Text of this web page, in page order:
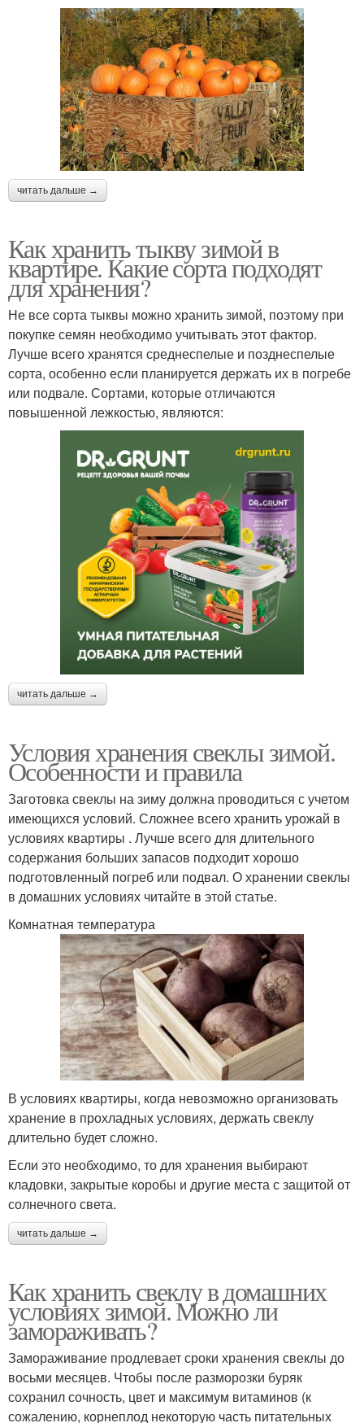
читать дальше →
Как хранить тыкву зимой в
квартире. Какие сорта подходят
для хранения?
Не все сорта тыквы можно хранить зимой, поэтому при
покупке семян необходимо учитывать этот фактор.
Лучше всего хранятся среднеспелые и позднеспелые
сорта, особенно если планируется держать их в погребе
или подвале. Сортами, которые отличаются
повышенной лежкостью, являются:
читать дальше →
Условия хранения свеклы зимой.
Особенности и правила
Заготовка свеклы на зиму должна проводиться с учетом
имеющихся условий. Сложнее всего хранить урожай в
условиях квартиры . Лучше всего для длительного
содержания больших запасов подходит хорошо
подготовленный погреб или подвал. О хранении свеклы
в домашних условиях читайте в этой статье.
Комнатная температура
В условиях квартиры, когда невозможно организовать
хранение в прохладных условиях, держать свеклу
длительно будет сложно.
Если это необходимо, то для хранения выбирают
кладовки, закрытые коробы и другие места с защитой от
солнечного света.
читать дальше →
Как хранить свеклу в домашних
условиях зимой. Можно ли
замораживать?
Замораживание продлевает сроки хранения свеклы до
восьми месяцев. Чтобы после разморозки буряк
сохранил сочность, цвет и максимум витаминов (к
сожалению, корнеплод некоторую часть питательных